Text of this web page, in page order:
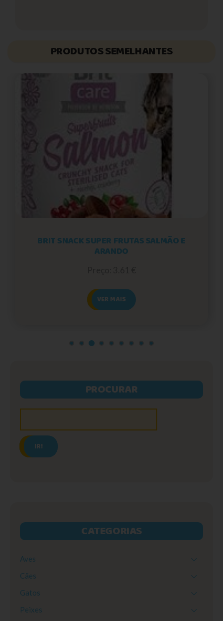
PRODUTOS SEMELHANTES
BRIT SNACK SUPER FRUTAS SALMÃO E
ARANDO
VER MAIS
PROCURAR
IR!
CATEGORIAS
Aves
Cães
Gatos
Peixes